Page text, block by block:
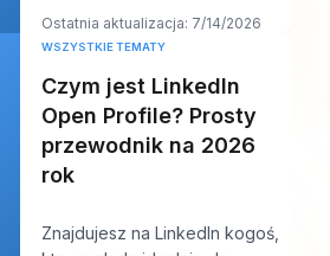
wartościowe i dobrze napisane.
Kilka go
Ostatnia aktualizacja: 7/14/2026
WSZYSTKIE TEMATY
Czym jest LinkedIn
Open Profile? Prosty
przewodnik na 2026
rok
Znajdujesz na LinkedIn kogoś,